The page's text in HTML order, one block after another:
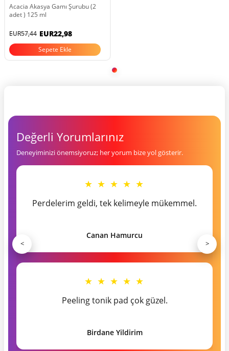
Acacia Akasya Gamı Şurubu (2
adet ) 125 ml
EUR57,44 EUR22,98
Sepete Ekle
Değerli Yorumlarınız
Deneyiminizi önemsiyoruz; her yorum bize yol gösterir.
★ ★ ★ ★ ★
Perdelerim geldi, tek kelimeyle mükemmel.
Canan Hamurcu
★ ★ ★ ★ ★
Peeling tonik pad çok güzel.
Birdane Yildirim
< >